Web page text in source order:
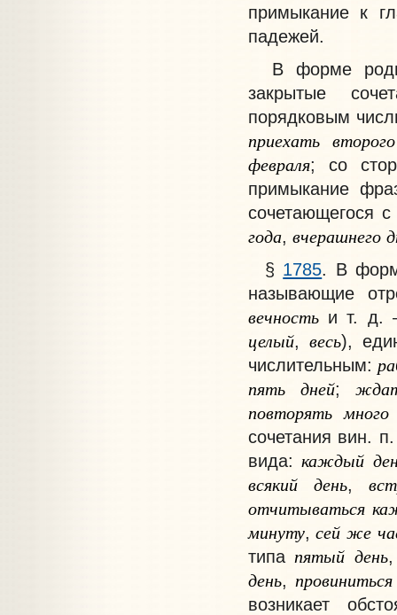
примыкание к
падежей.
В форме
закрытые
порядковым
приехать второго
февраля; со
примыкание
сочетающегося
года, вчерашнего
§ 1785. В
называющие
вечностьи т. д. –
целый, весь),
числительным:
пять
дней;
повторять много
сочетания вин.
вида:каждый
всякий
день,
отчитываться
минуту,сей же
типа пятый день
день, провиниться
возникает